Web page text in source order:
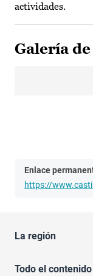
actividades.
Galería
Enlace
https://
La región
Todo el contenido